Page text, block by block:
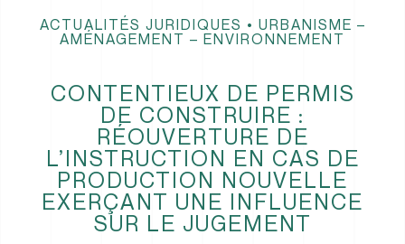
ACTUALITÉS JURIDIQUES • URBANISME –
AMÉNAGEMENT – ENVIRONNEMENT
CONTENTIEUX DE PERMIS
DE CONSTRUIRE :
RÉOUVERTURE DE
L’INSTRUCTION EN CAS DE
PRODUCTION NOUVELLE
EXERÇANT UNE INFLUENCE
SUR LE JUGEMENT